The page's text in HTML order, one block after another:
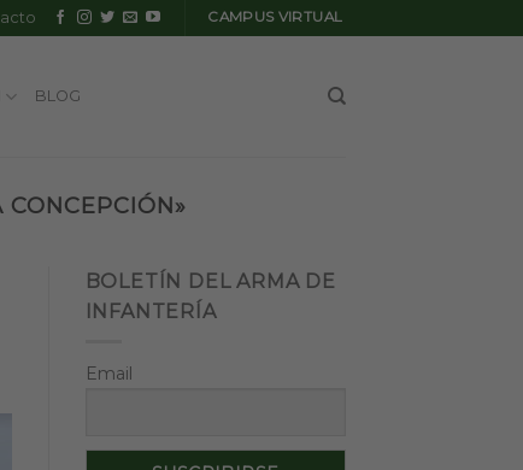
CAMPUS VIRTUAL
BLOG
BOLETÍN DEL ARMA DE
INFANTERÍA
Email